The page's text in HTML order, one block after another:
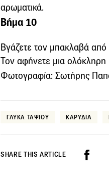
αρωματικά.
Βήμα 10
Βγάζετε τον μπακλαβά από
Τον αφήνετε μια
Φωτογραφία: Σωτήρης
ΓΛΥΚΑ ΤΑΨΙΟΥ ΚΑΡΥΔΙΑ
SHARE THIS ARTICLE